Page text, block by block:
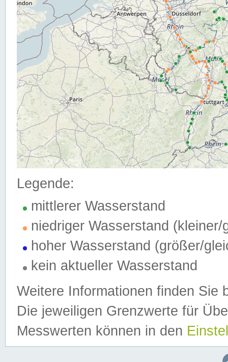
Legende:
mittlerer Wasserstand
niedriger Wasserstand (kleiner/
hoher Wasserstand (größer/
kein aktueller Wasserstand
Weitere Informationen finden Sie
Die jeweiligen Grenzwerte für
Messwerten können in den